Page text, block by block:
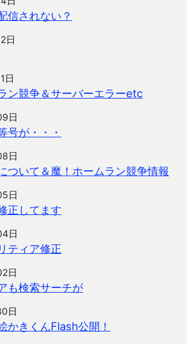
信されない？
日
日
ン競争＆サーバーエラーetc
日
号が・・・
日
ついて＆魔！ホームラン競争情報
日
正してます
日
ティア修正
日
も検索サーチが
日
かきくんFlash公開！